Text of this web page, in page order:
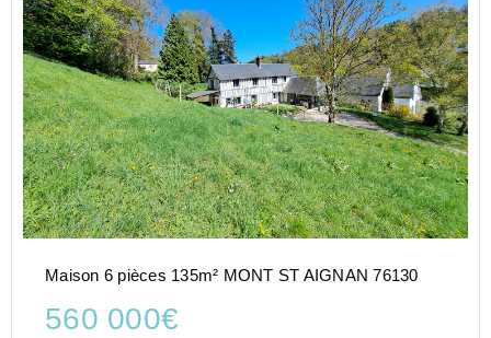
Maison 6 pièces 135m² MONT ST AIGNAN 76130
560 000€